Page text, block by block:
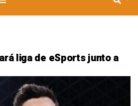
liga de eSports junto a